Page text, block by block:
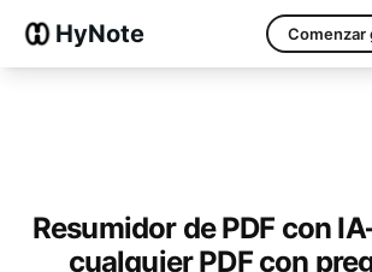
HyNote Comenzar
Resumidor de PDF con IA
cualquier PDF con